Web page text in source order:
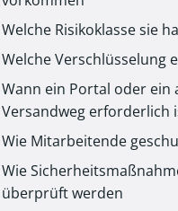
Welche Risikoklasse sie
Welche Verschlüsselung
Wann ein Portal oder ein
Versandweg erforderlich
Wie Mitarbeitende
Wie
überprüft werden